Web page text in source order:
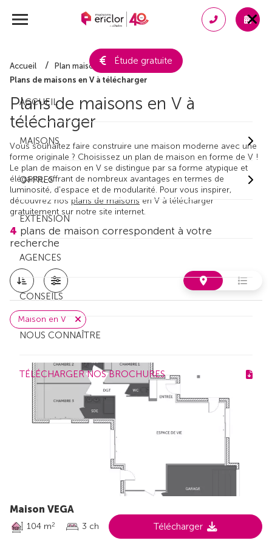
Étude gratuite
ACCUEIL
MAISONS
OFFRES
EXTENSION
AGENCES
CONSEILS
NOUS CONNAÎTRE
TÉLÉCHARGER NOS BROCHURES
Accueil
Plan maison gratuit
Plans de maisons en V à télécharger
Plans de maisons en V à
télécharger
Vous souhaitez faire construire une maison moderne avec une
forme originale ? Choisissez un plan de maison en forme de V !
Le plan de maison en V se distingue par sa forme atypique et
élégante, offrant de nombreux avantages en termes de
luminosité, d'espace et de modularité. Pour vous inspirer,
découvrez nos plans de maisons en V à télécharger
gratuitement sur notre site internet.
4 plans de maison correspondent à votre
recherche
Maison en V
Maison VEGA
104 m2 3 ch Télécharger